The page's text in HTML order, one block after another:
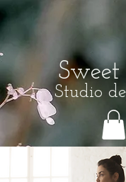
Studio